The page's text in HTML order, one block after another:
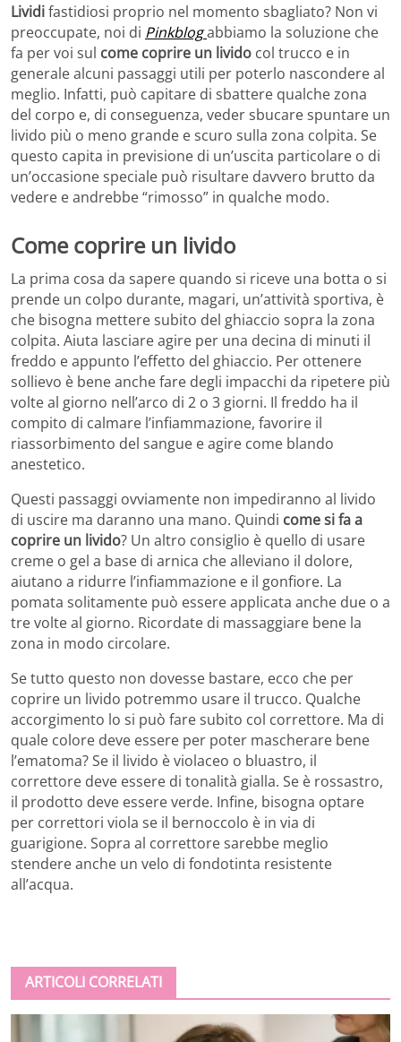
Lividifastidiosi proprio nel momento sbagliato? Non vi
preoccupate, noi di Pinkblogabbiamo la soluzione che
fa per voi sul come coprire un livido col trucco e in
generale alcuni passaggi utili per poterlo nascondere al
meglio. Infatti, può capitare di sbattere qualche zona
del corpo e, di conseguenza, veder sbucare spuntare un
livido più o meno grande e scuro sulla zona colpita. Se
questo capita in previsione di un’uscita particolare o di
un’occasione speciale può risultare davvero brutto da
vedere e andrebbe “rimosso” in qualche modo.
Come coprire un livido
La prima cosa da sapere quando si riceve una botta o si
prende un colpo durante, magari, un’attività sportiva, è
che bisogna mettere subito del ghiaccio sopra la zona
colpita. Aiuta lasciare agire per una decina di minuti il
freddo e appunto l’effetto del ghiaccio. Per ottenere
sollievo è bene anche fare degli impacchi da ripetere più
volte al giorno nell’arco di 2 o 3 giorni. Il freddo ha il
compito di calmare l’infiammazione, favorire il
riassorbimento del sangue e agire come blando
anestetico.
Questi passaggi ovviamente non impediranno al livido
di uscire ma daranno una mano. Quindi come si fa a
coprire un livido? Un altro consiglio è quello di usare
creme o gel a base di arnica che alleviano il dolore,
aiutano a ridurre l’infiammazione e il gonfiore. La
pomata solitamente può essere applicata anche due o a
tre volte al giorno. Ricordate di massaggiare bene la
zona in modo circolare.
Se tutto questo non dovesse bastare, ecco che per
coprire un livido potremmo usare il trucco. Qualche
accorgimento lo si può fare subito col correttore. Ma di
quale colore deve essere per poter mascherare bene
l’ematoma? Se il livido è violaceo o bluastro, il
correttore deve essere di tonalità gialla. Se è rossastro,
il prodotto deve essere verde. Infine, bisogna optare
per correttori viola se il bernoccolo è in via di
guarigione. Sopra al correttore sarebbe meglio
stendere anche un velo di fondotinta resistente
all’acqua.
ARTICOLI CORRELATI